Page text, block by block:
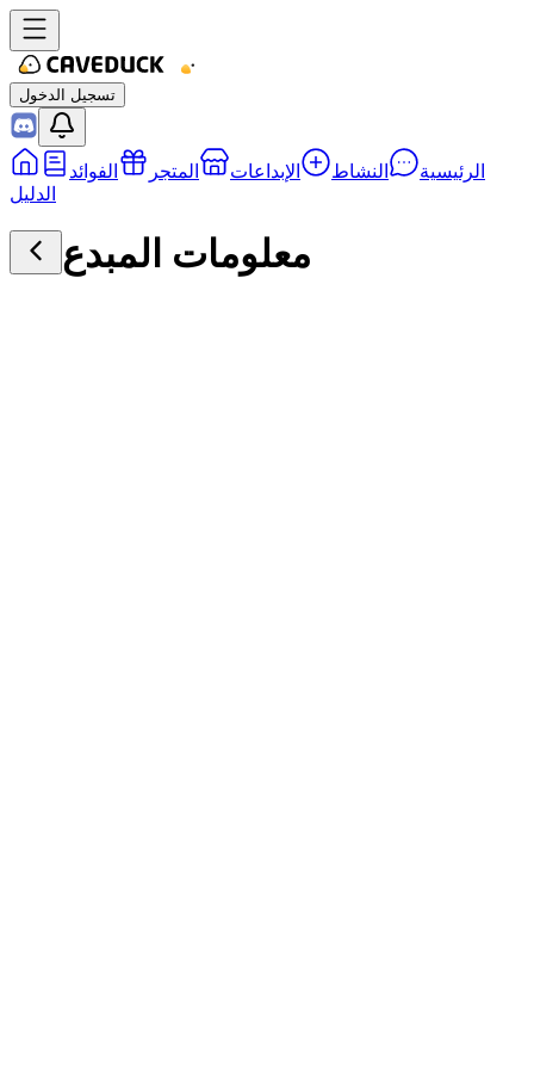
تسجيل الدخول
الرئيسية النشاط الإبداعات المتجر
الفوائد
الدليل
معلومات المبدع